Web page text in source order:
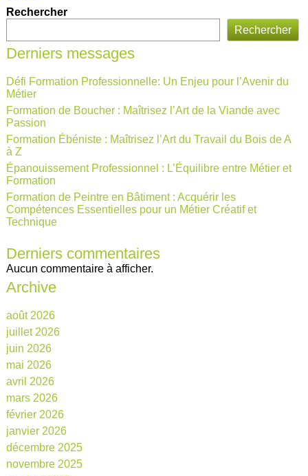
Rechercher
Rechercher
Derniers messages
Défi Formation Professionnelle: Un Enjeu pour l’Avenir du
Métier
Formation de Boucher : Maîtrisez l’Art de la Viande avec
Passion
Formation Ébéniste : Maîtrisez l’Art du Travail du Bois de A
à Z
Épanouissement Professionnel : L’Équilibre entre Métier et
Formation
Formation de Peintre en Bâtiment : Acquérir les
Compétences Essentielles pour un Métier Créatif et
Technique
Derniers commentaires
Aucun commentaire à afficher.
Archive
août 2026
juillet 2026
juin 2026
mai 2026
avril 2026
mars 2026
février 2026
janvier 2026
décembre 2025
novembre 2025